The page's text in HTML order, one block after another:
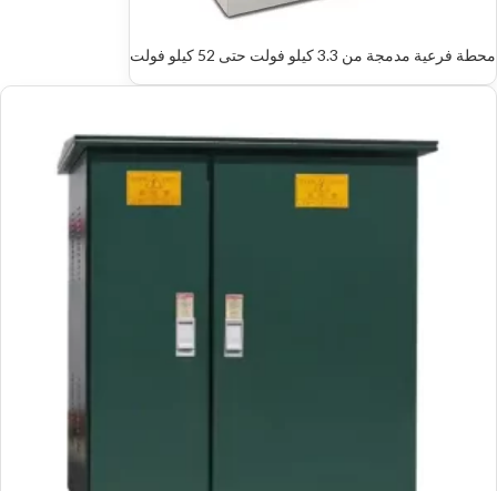
محطة فرعية مدمجة من 3.3 كيلو فولت حتى 52 كيلو فولت